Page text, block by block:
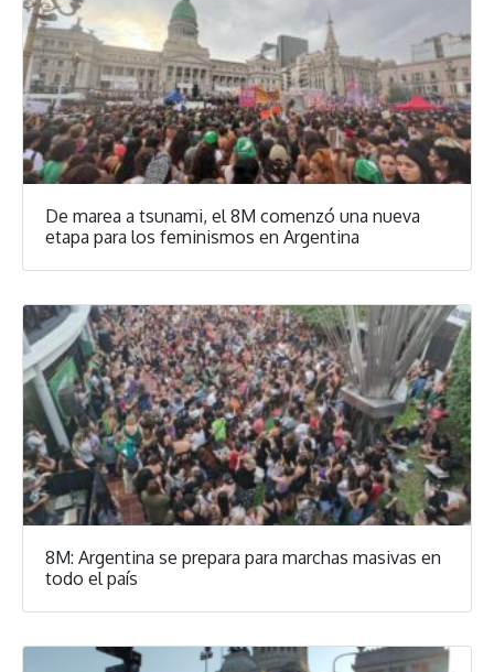
De marea a tsunami, el 8M comenzó una nueva
etapa para los feminismos en Argentina
8M: Argentina se prepara para marchas masivas en
todo el país